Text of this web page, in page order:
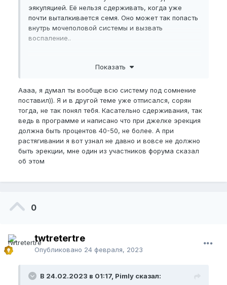
эякуляцией. Еë нельзя сдерживать, когда уже
почти выталкивается семя. Оно может так попасть
внутрь мочеполовой системы и вызвать
воспаление..
Показать
Аааа, я думал ты вообще всю систему под сомнение
поставил)). Я и в другой теме уже отписался, сорян
тогда, не так понял тебя. Касательно сдерживания, так
ведь в программе и написано что при джелке эрекция
должна быть процентов 40-50, не более. А при
растягивании я вот узнал не давно и вовсе не должно
быть эрекции, мне один из участников форума сказал
об этом
0
twtretertre
Опубликовано 24 февраля, 2023
В 24.02.2023 в 01:17, Pimly сказал: